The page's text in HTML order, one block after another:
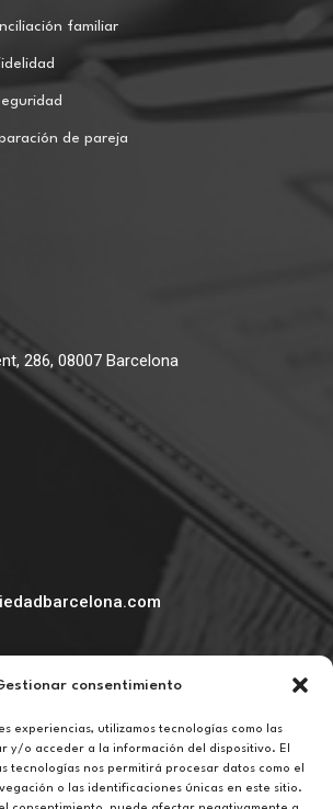
consentimiento
experiencias, utilizamos tecnologías como las
y/o acceder a la información del dispositivo. El
tecnologías nos permitirá procesar datos como el
o las identificaciones únicas en este sitio.
familiar
de pareja
286, 08007 Barcelona
de 10h a 20h